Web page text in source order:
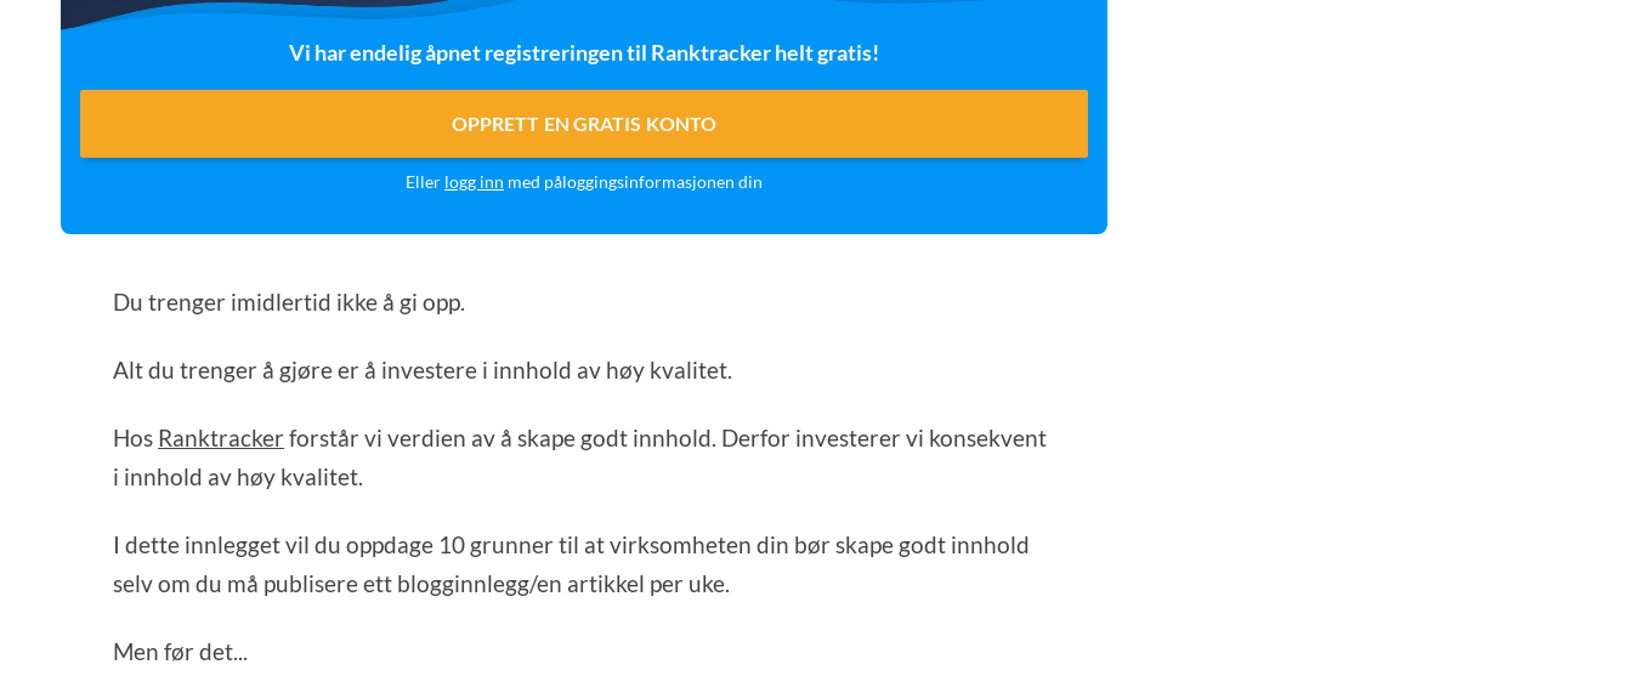
Vi har endelig åpnet registreringen til Ranktracker helt gratis!
OPPRETT EN GRATIS KONTO
Eller logg inn med påloggingsinformasjonen din
Du trenger imidlertid ikke å gi opp.
Alt du trenger å gjøre er å investere i innhold av høy kvalitet.
Hos Ranktracker forstår vi verdien av å skape godt innhold. Derfor investerer vi konsekvent
i innhold av høy kvalitet.
I dette innlegget vil du oppdage 10 grunner til at virksomheten din bør skape godt innhold
selv om du må publisere ett blogginnlegg/en artikkel per uke.
Men før det...